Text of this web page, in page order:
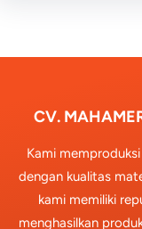
CV.
Kami
dengan kualitas
kami memiliki
menghasilkan